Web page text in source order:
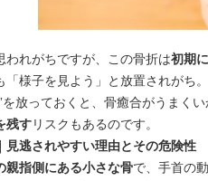
われがちですが、この骨折は初期
様子を見よう」と放置されがち。
を放っておくと、骨癒合がうまく
残すリスクもあるのです。
見逃されやすい理由とその危険性
親指側にある小さな骨で、手首の